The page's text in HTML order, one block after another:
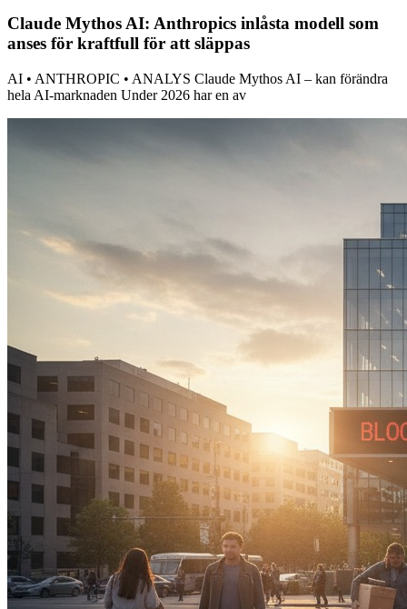
Claude Mythos AI: Anthropics inlåsta modell som
anses för kraftfull för att släppas
AI • ANTHROPIC • ANALYS Claude Mythos AI – kan förändra
hela AI-marknaden Under 2026 har en av